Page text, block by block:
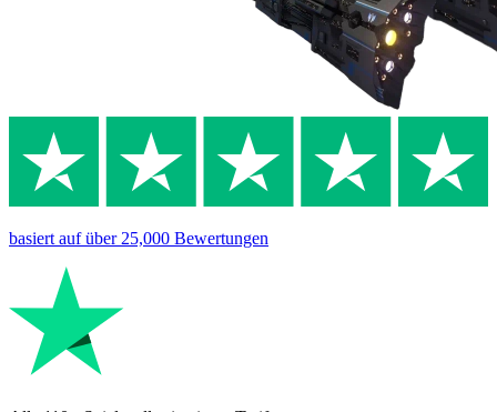
basiert aufüber 25,000 Bewertungen